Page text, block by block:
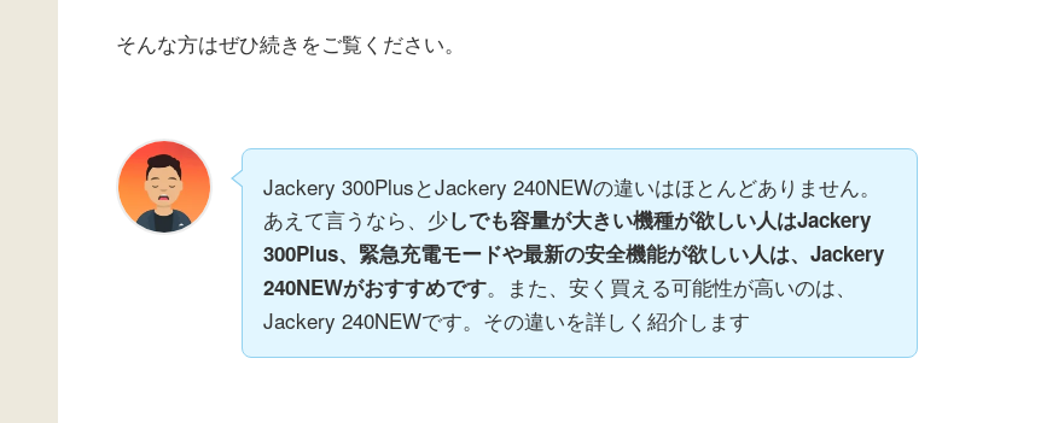
そんな方はぜひ続きをご覧ください。
Jackery 300PlusとJackery 240NEWの違いはほとんどありません。
あえて言うなら、少しでも容量が大きい機種が欲しい人はJackery
300Plus、緊急充電モードや最新の安全機能が欲しい人は、Jackery
240NEWがおすすめです。また、安く買える可能性が高いのは、
Jackery 240NEWです。その違いを詳しく紹介します